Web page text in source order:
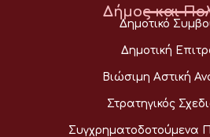
Δήμος και
Δημοτικό
Δημοτική
Βιώσιμη Αστική
Στρατηγικός
Συγχρηματοδοτούμενα